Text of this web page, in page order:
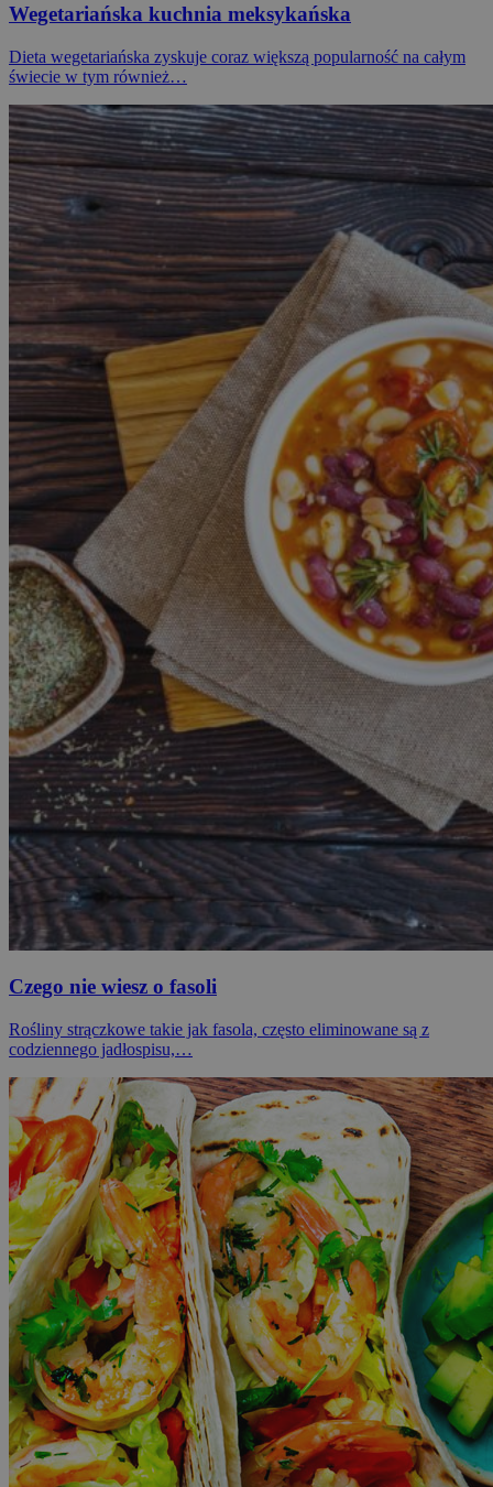
Wegetariańska kuchnia meksykańska
Dieta wegetariańska zyskuje coraz większą popularność na całym
świecie w tym również…
Czego nie wiesz o fasoli
Rośliny strączkowe takie jak fasola, często eliminowane są z
codziennego jadłospisu,…